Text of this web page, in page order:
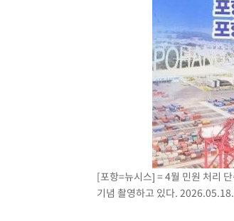
[포항=뉴시스] = 4월 민원 처리
기념 촬영하고 있다. 2026.05.18.